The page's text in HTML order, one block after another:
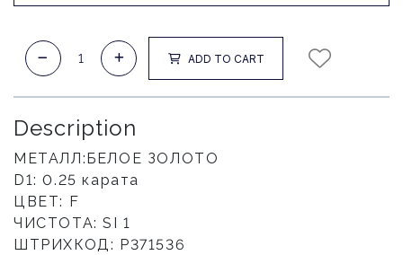
ADD TO CART
Description
МЕТАЛЛ:БЕЛОЕ ЗОЛОТО
D1: 0.25 карата
ЦВЕТ: F
ЧИСТОТА: SI 1
ШТРИХКОД: Р371536